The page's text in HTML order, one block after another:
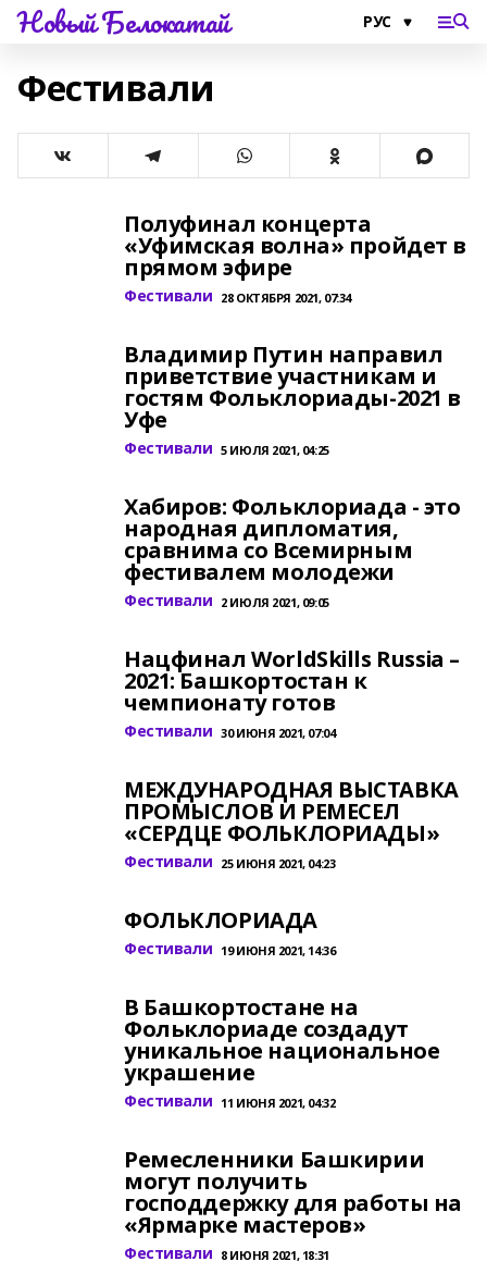
Новый Белокатай
Фестивали
Полуфинал концерта
«Уфимская волна» пройдет в
прямом эфире
Фестивали 28 ОКТЯБРЯ 2021, 07:34
Владимир Путин направил
приветствие участникам и
гостям Фольклориады-2021 в
Уфе
Фестивали 5 ИЮЛЯ 2021, 04:25
Хабиров: Фольклориада - это
народная дипломатия,
сравнима со Всемирным
фестивалем молодежи
Фестивали 2 ИЮЛЯ 2021, 09:05
Нацфинал WorldSkills Russia –
2021: Башкортостан к
чемпионату готов
Фестивали 30 ИЮНЯ 2021, 07:04
МЕЖДУНАРОДНАЯ ВЫСТАВКА
ПРОМЫСЛОВ И РЕМЕСЕЛ
«СЕРДЦЕ ФОЛЬКЛОРИАДЫ»
Фестивали 25 ИЮНЯ 2021, 04:23
ФОЛЬКЛОРИАДА
Фестивали 19 ИЮНЯ 2021, 14:36
В Башкортостане на
Фольклориаде создадут
уникальное национальное
украшение
Фестивали 11 ИЮНЯ 2021, 04:32
Ремесленники Башкирии
могут получить
господдержку для работы на
«Ярмарке мастеров»
Фестивали 8 ИЮНЯ 2021, 18:31